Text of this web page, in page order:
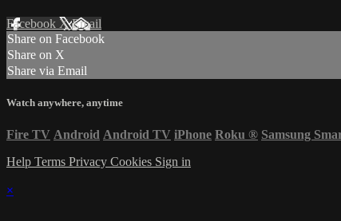
Facebook XEmail
Share on Facebook
Share on X
Share via Email
Watch anywhere, anytime
Fire TV Android Android TV iPhone Roku ® Samsung
Help Terms Privacy Cookies Sign in
×